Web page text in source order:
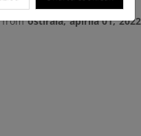
fromostirala, apirila 01, 2022